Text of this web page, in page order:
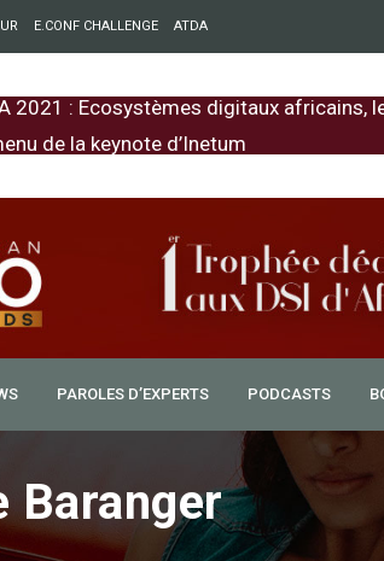
E.CONF CHALLENGE ATDA
2021 : Ecosystèmes digitaux africains,
de la keynote d’Inetum
PAROLES D’EXPERTS PODCASTS
Baranger